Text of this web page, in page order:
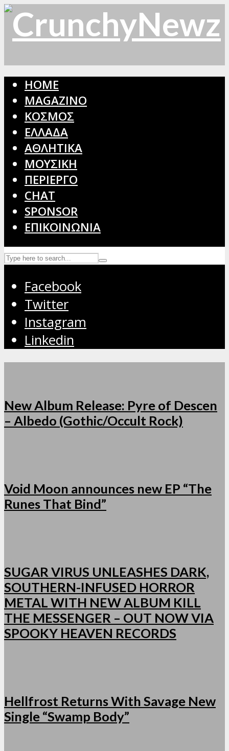
HOME
MAGAZINO
ΚΟΣΜΟΣ
ΕΛΛΑΔΑ
ΑΘΛΗΤΙΚΑ
ΜΟΥΣΙΚΗ
ΠΕΡΙΕΡΓΟ
CHAT
SPONSOR
ΕΠΙΚΟΙΝΩΝΙΑ
Facebook
Twitter
Instagram
Linkedin
New Album Release: Pyre of Descen
– Albedo (Gothic/Occult Rock)
Void Moon announces new EP “The
Runes That Bind”
SUGAR VIRUS UNLEASHES DARK,
SOUTHERN-INFUSED HORROR
METAL WITH NEW ALBUM KILL
THE MESSENGER – OUT NOW VIA
SPOOKY HEAVEN RECORDS
Hellfrost Returns With Savage New
Single “Swamp Body”